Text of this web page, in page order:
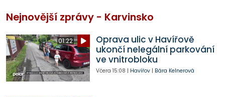
Nejnovější zprávy - Karvinsko
01:22
Oprava ulic v Havířově
ukončí nelegální parkování
ve vnitrobloku
Včera 15:08 | Havířov| Bára Kelnerová